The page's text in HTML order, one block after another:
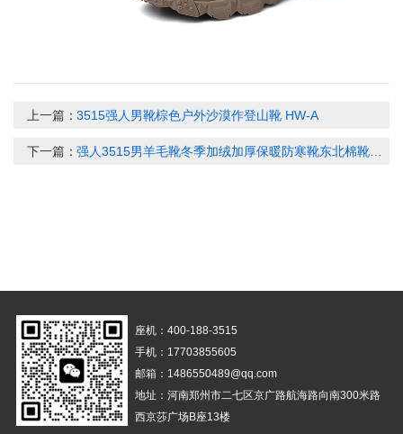
上一篇：3515强人男靴棕色户外沙漠作登山靴 HW-A
下一篇：
座机：400-188-3515
手机：17703855605
邮箱：1486550489@qq.com
地址：河南郑州市二七区京广路航海路向南300米路
西京莎广场B座13楼